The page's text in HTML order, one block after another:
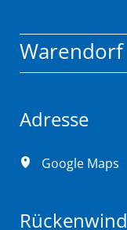
Warendorf
Adresse
Google Maps
Rückenwind